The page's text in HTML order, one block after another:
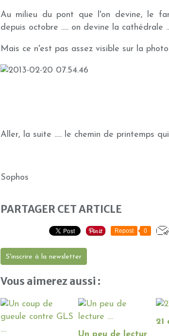
Au milieu du pont que l'on devine, le
depuis octobre ..... on devine la cathédrale
Mais ce n'est pas assez visible sur la
Aller, la suite ..... le chemin de printemps
Sophos
PARTAGER CET ARTICLE
Repost 0
S'inscrire à la newsletter
Vous aimerez aussi :
21